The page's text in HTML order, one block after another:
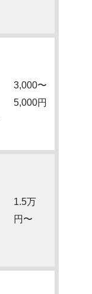
3,000〜
5,000円
1.5万
円〜